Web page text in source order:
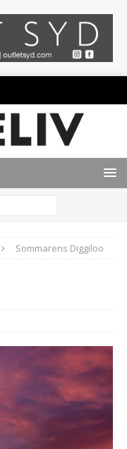
Sommarens Diggiloo